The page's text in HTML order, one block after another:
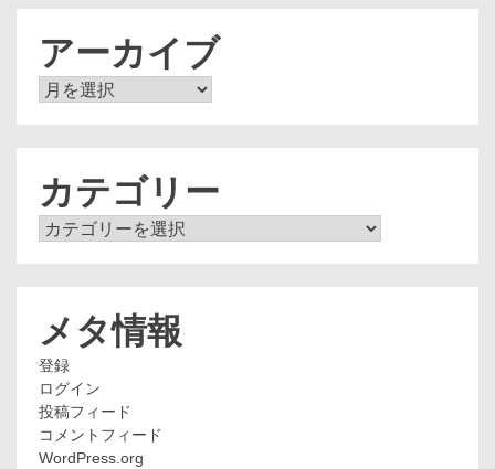
アーカイブ
ア
カテゴリー
カ
メタ情報
登録
ログイン
投稿フィード
コメントフィード
WordPress.org